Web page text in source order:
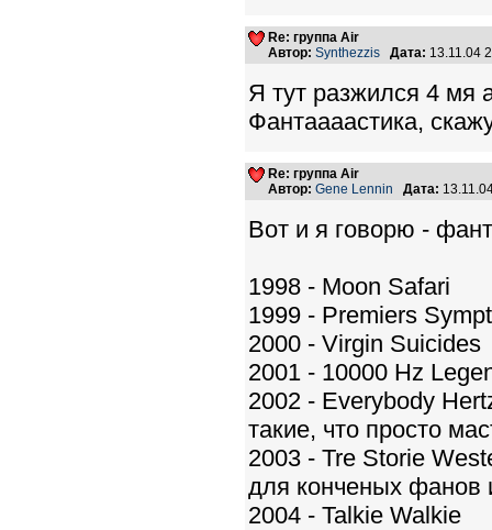
Re: группа Air
Автор: Synthezzis Дата: 13.11.04
Я тут разжился 4 мя
Фантаааастика,
Re: группа Air
Автор: Gene Lennin Дата:
Вот и я говорю -
1998 - Moon Safari
1999 - Premiers
2000 - Virgin Suicides
2001 - 10000 Hz
2002 - Everybody
такие, что просто
2003 - Tre Storie
для конченых фанов
2004 - Talkie Walkie